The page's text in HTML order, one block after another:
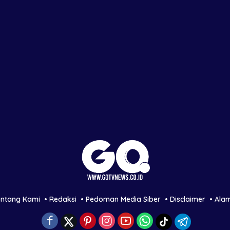
Kami Redaksi Pedoman Media Siber Disclaimer